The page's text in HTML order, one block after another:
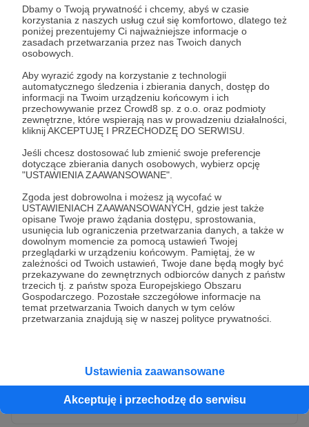
Dbamy o Twoją prywatność i chcemy, abyś w czasie
korzystania z naszych usług czuł się komfortowo, dlatego też
poniżej prezentujemy Ci najważniejsze informacje o
zasadach przetwarzania przez nas Twoich danych
osobowych.
Aby wyrazić zgody na korzystanie z technologii
automatycznego śledzenia i zbierania danych, dostęp do
informacji na Twoim urządzeniu końcowym i ich
przechowywanie przez Crowd8 sp. z o.o. oraz podmioty
zewnętrzne, które wspierają nas w prowadzeniu działalności,
kliknij AKCEPTUJĘ I PRZECHODZĘ DO SERWISU.
Jeśli chcesz dostosować lub zmienić swoje preferencje
dotyczące zbierania danych osobowych, wybierz opcję
"USTAWIENIA ZAAWANSOWANE".
Zgoda jest dobrowolna i możesz ją wycofać w
USTAWIENIACH ZAAWANSOWANYCH, gdzie jest także
opisane Twoje prawo żądania dostępu, sprostowania,
usunięcia lub ograniczenia przetwarzania danych, a także w
dowolnym momencie za pomocą ustawień Twojej
przeglądarki w urządzeniu końcowym. Pamiętaj, że w
zależności od Twoich ustawień, Twoje dane będą mogły być
przekazywane do zewnętrznych odbiorców danych z państw
trzecich tj. z państw spoza Europejskiego Obszaru
Gospodarczego. Pozostałe szczegółowe informacje na
temat przetwarzania Twoich danych w tym celów
przetwarzania znajdują się w naszej polityce prywatności.
Ustawienia zaawansowane
Akceptuję i przechodzę do serwisu
Telefon *
dodatkowe pytania
Treść wiadomości *
* Wyrażam zgodę na przetwarzanie moich danych
osobowych przez Patronite
Administratorem Twoich danych osobowych jest Crowd8 sp. z o.o.
z siedziba w Warszawie, ul. Żwirki i Wigury 16, 02-092 Warszawa.
Twoje dane osobowe będą przetwarzane w szczególności w celu
wykonania umowy zawartej z Tobą, w tym do umożliwienia
Gwarantujemy spełnienie wszystkich Twoich praw wynikających
z ogólnego rozporządzenia o ochronie danych, tj. prawo dostępu,
sprostowania oraz usunięcia Twoich danych, ograniczenia ich
rozwiń zgodę
Wyślij zgłoszenie